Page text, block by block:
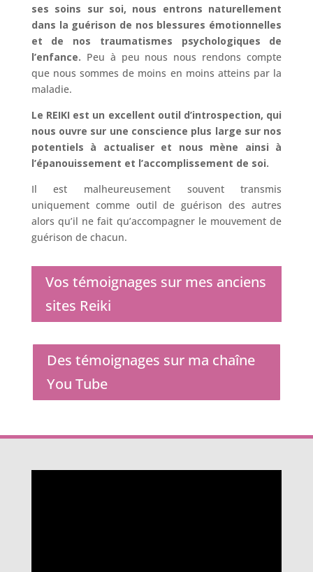
ses soins sur soi, nous entrons naturellement
dans la guérison de nos blessures émotionnelles
et de nos traumatismes psychologiques de
l’enfance. Peu à peu nous nous rendons compte
que nous sommes de moins en moins atteins par la
maladie.
Le REIKI est un excellent outil d’introspection, qui
nous ouvre sur une conscience plus large sur nos
potentiels à actualiser et nous mène ainsi à
l’épanouissement et l’accomplissement de soi.
Il est malheureusement souvent transmis
uniquement comme outil de guérison des autres
alors qu’il ne fait qu’accompagner le mouvement de
guérison de chacun.
Vos témoignages sur mes anciens
sites Reiki
Des témoignages sur ma chaîne
You Tube